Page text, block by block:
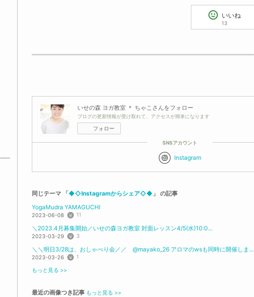
いいね
13
いせの森 ヨガ教室 ＊ ちゃこ さんをフォロー
ブログの更新情報が受け取れて、アクセスが簡単になります
フォロー
SNSアカウント
Instagram
同じテーマ 「◆◇Instagramからシェア◇◆ 」 の記事
YogaMudra YAMAGUCHI
2023-06-08 11
＼2023.4月募集開始︎／いせの森ヨガ教室 対面レッスン︎4/5(水)10:0...
2023-03-29 3
＼＼明日3/28は、おしゃべり会／／ @mayako_26 アロマのwsも同時に開催しま...
2023-03-26 1
もっと見る >>
最近の画像つき記事 もっと見る >>